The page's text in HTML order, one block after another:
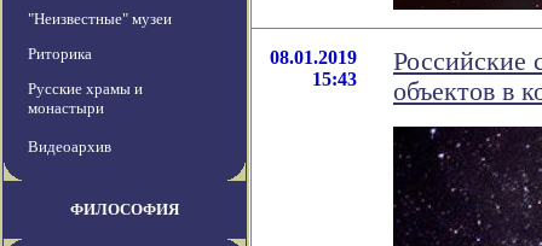
"Неизвестные" музеи
Риторика
Русские храмы и
монастыри
Видеоархив
ФИЛОСОФИЯ
08.01.2019
15:43
Российские
объектов в